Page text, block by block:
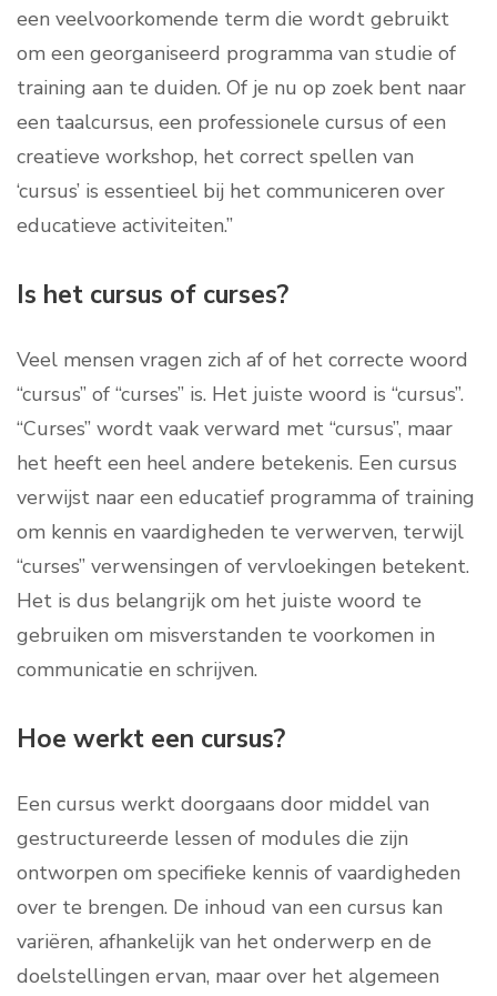
een veelvoorkomende term die wordt gebruikt
om een georganiseerd programma van studie of
training aan te duiden. Of je nu op zoek bent naar
een taalcursus, een professionele cursus of een
creatieve workshop, het correct spellen van
‘cursus’ is essentieel bij het communiceren over
educatieve activiteiten.”
Is het cursus of curses?
Veel mensen vragen zich af of het correcte woord
“cursus” of “curses” is. Het juiste woord is “cursus”.
“Curses” wordt vaak verward met “cursus”, maar
het heeft een heel andere betekenis. Een cursus
verwijst naar een educatief programma of training
om kennis en vaardigheden te verwerven, terwijl
“curses” verwensingen of vervloekingen betekent.
Het is dus belangrijk om het juiste woord te
gebruiken om misverstanden te voorkomen in
communicatie en schrijven.
Hoe werkt een cursus?
Een cursus werkt doorgaans door middel van
gestructureerde lessen of modules die zijn
ontworpen om specifieke kennis of vaardigheden
over te brengen. De inhoud van een cursus kan
variëren, afhankelijk van het onderwerp en de
doelstellingen ervan, maar over het algemeen